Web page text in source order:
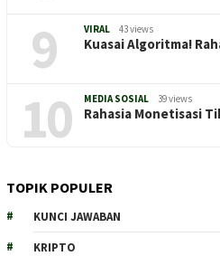
9 VIRAL 43 views
Kuasai Algoritma!
10 MEDIA SOSIAL 39 views
Rahasia Monetisasi
TOPIK POPULER
KUNCI JAWABAN
KRIPTO